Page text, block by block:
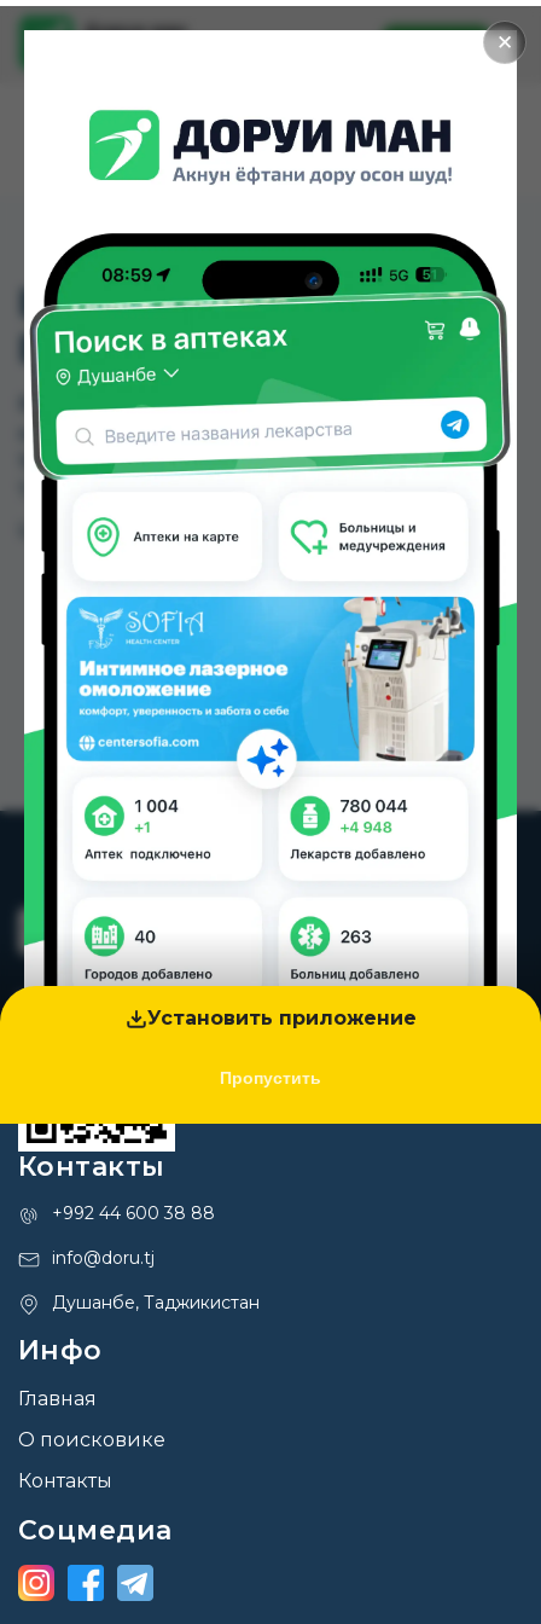
✕
Установить приложение
Пропустить
Доруи ман
Установить
BACK PAIN POSTURE
BELT
BACK PAIN POSTURE BELT можно купить или
заказать в аптеках, Мадад Фарм 156 по цене от
150.00 TJS в Душанбе и других городах
Цена: от150.00 TJS
Контакты
+992 44 600 38 88
info@doru.tj
Душанбе, Таджикистан
Инфо
Главная
О поисковике
Контакты
Соцмедиа